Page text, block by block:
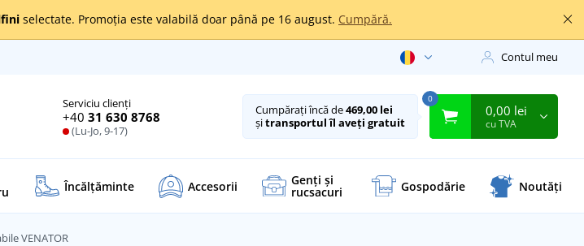
selectate. Promoția este valabilă doar până pe 16 august. Cumpără.
Contul meu
Serviciu clienți
+40 31 630 8768
(Lu-Jo, 9-17)
Cumpărați încă de469,00 lei
șitransportul îl aveți gratuit
0
0,00 lei
cu TVA
Încălţăminte Accesorii Genți și
rucsacuri Gospodărie Noutăți
VENATOR